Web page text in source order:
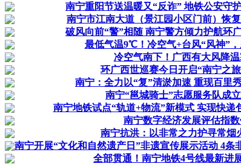
南宁重阳节送温暖又“反诈” 地铁公安守
南宁市江南大道（景江园小区门前）恢
破风向前“警”相随 南宁警方倾力护航环
最低气温9℃！冷空气+台风“风神”
冷空气南下！广西有大风降
环广西世巡赛今日开启“南宁之
南宁：全力以“复”清淤加速 重现百里
南宁​“邕城骑士”志愿服务队成立
南宁地铁试点“轨道+物流”新模式 实现快递
南宁数字经济发展评估指
南宁抗洪：以非常之力护寻常烟
南宁开展“文化和自然遗产日”非遗宣传展示活动 4条
全部贯通！南宁地铁4号线最新进